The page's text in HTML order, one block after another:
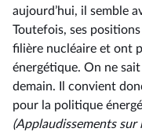
aujourd’hui, il semble
Toutefois, ses
filière nucléaire et ont
énergétique. On ne
demain. Il convient
pour la politique
(Applaudissements sur